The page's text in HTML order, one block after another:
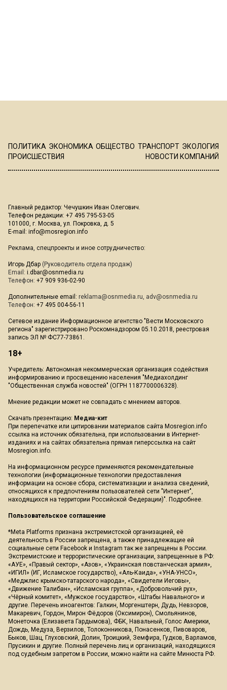
ПОЛИТИКА ЭКОНОМИКА ОБЩЕСТВО ТРАНСПОРТ ЭКОЛОГИЯ
ПРОИСШЕСТВИЯ
НОВОСТИ КОМПАНИЙ
Главный редактор: Чечушкин Иван Олегович.
Телефон редакции: +7 495 795-53-05
101000, г. Москва, ул. Покровка, д. 5
E-mail: info@mosregion.info
Реклама, спецпроекты и иное сотрудничество:
Игорь Дбар (Руководитель отдела продаж)
Email: i.dbar@osnmedia.ru
Телефон: +7 909 936-02-90
Дополнительные email: reklama@osnmedia.ru, adv@osnmedia.ru
Телефон: +7 495 004-56-11
Сетевое издание Информационное агентство "Вести Московского
региона" зарегистрировано Роскомнадзором 05.10.2018, реестровая
запись ЭЛ № ФС77-73861.
18+
Учредитель: Автономная некоммерческая организация содействия
информированию и просвещению населения "Медиахолдинг
"Общественная служба новостей" (ОГРН 1187700006328).
Мнение редакции может не совпадать с мнением авторов.
Скачать презентацию: Медиа-кит
При перепечатке или цитировании материалов сайта Mosregion.info
ссылка на источник обязательна, при использовании в Интернет-
изданиях и на сайтах обязательна прямая гиперссылка на сайт
Mosregion.info.
На информационном ресурсе применяются рекомендательные
технологии (информационные технологии предоставления
информации на основе сбора, систематизации и анализа сведений,
относящихся к предпочтениям пользователей сети "Интернет",
находящихся на территории Российской Федерации)". Подробнее.
Пользовательское соглашение
*Meta Platforms признана экстремистской организацией, её
деятельность в России запрещена, а также принадлежащие ей
социальные сети Facebook и Instagram так же запрещены в России.
Экстремистские и террористические организации, запрещенные в РФ:
«АУЕ», «Правый сектор», «Азов», «Украинская повстанческая армия»,
«ИГИЛ» (ИГ, Исламское государство), «Аль-Каида», «УНА-УНСО»,
«Меджлис крымско-татарского народа», «Свидетели Иеговы»,
«Движение Талибан», «Исламская группа», «Добровольчий рух»,
«Чёрный комитет», «Мужское государство», «Штабы Навального» и
другие. Перечень иноагентов: Галкин, Моргенштерн, Дудь, Невзоров,
Макаревич, Гордон, Мирон Фёдоров (Оксимирон), Смольянинов,
Монеточка (Елизавета Гардымова), ФБК, Навальный, Голос Америки,
Дождь, Медуза, Верзилов, Толоконникова, Понасенков, Пивоваров,
Быков, Шац, Глуховский, Долин, Троицкий, Земфира, Гудков, Варламов,
Прусикин и другие. Полный перечень лиц и организаций, находящихся
под судебным запретом в России, можно найти на сайте Минюста РФ.